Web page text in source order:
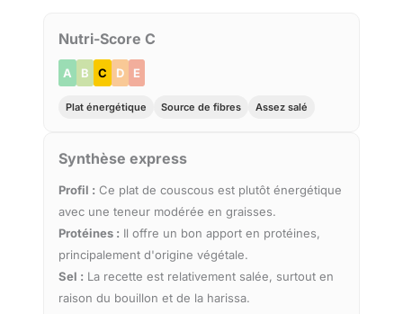
Nutri-Score C
A B C D E
Plat énergétique Source de fibres Assez salé
Synthèse express
Profil : Ce plat de couscous est plutôt énergétique
avec une teneur modérée en graisses.
Protéines : Il offre un bon apport en protéines,
principalement d'origine végétale.
Sel : La recette est relativement salée, surtout en
raison du bouillon et de la harissa.